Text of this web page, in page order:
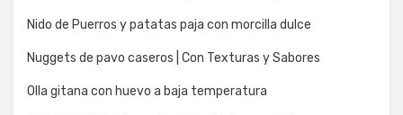
Nido de Puerros y patatas paja con morcilla dulce
Nuggets de pavo caseros | Con Texturas y Sabores
Olla gitana con huevo a baja temperatura